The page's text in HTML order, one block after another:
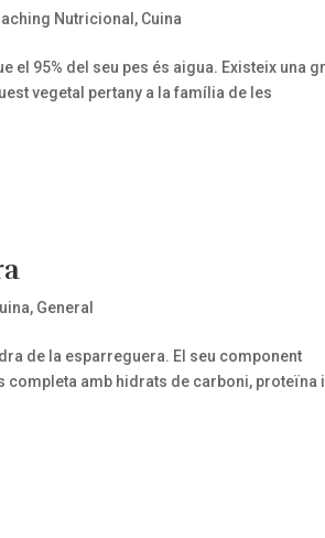
Nutricional , Cuina
el 95% del seu pes és aigua. Existeix una
vegetal pertany a la família de les
, General
de la esparreguera. El seu component
completa amb hidrats de carboni, proteïna i